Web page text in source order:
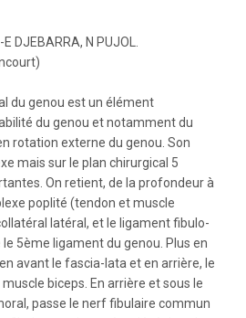
DJEBARRA, N PUJOL.
du genou est un élément
du genou et notamment du
rotation externe du genou. Son
mais sur le plan chirurgical 5
On retient, de la profondeur à
poplité (tendon et muscle
latéral, et le ligament fibulo-
5ème ligament du genou. Plus en
avant le fascia-lata et en arrière, le
biceps. En arrière et sous le
passe le nerf fibulaire commun